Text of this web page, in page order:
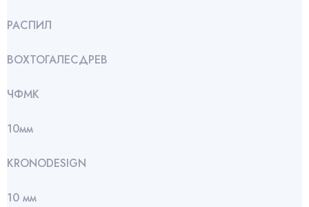
РАСПИЛ
ВОХТОГАЛЕСДРЕВ
ЧФМК
10мм
KRONODESIGN
10 мм